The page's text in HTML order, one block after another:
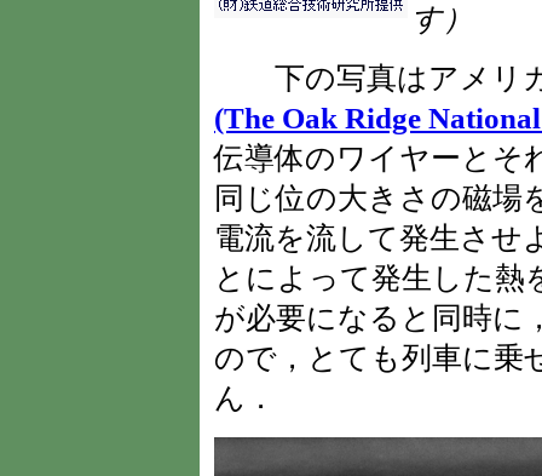
す）
下の写真はアメリ
(The Oak Ridge
伝導体のワイヤーとそ
同じ位の大きさの磁場
電流を流して発生させ
とによって発生した熱
が必要になると同時に
ので，とても列車に乗
ん．